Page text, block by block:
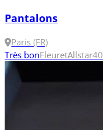
Pantalons
Paris (FR)
Très bonFleuretAllstar40